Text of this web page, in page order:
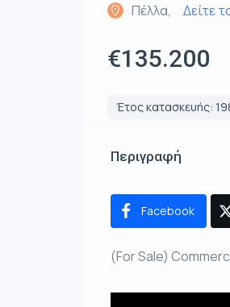
Πέλλα, Δείτε
€135.200
Έτος κατασκευής:
Περιγραφή
Facebook
(For Sale)